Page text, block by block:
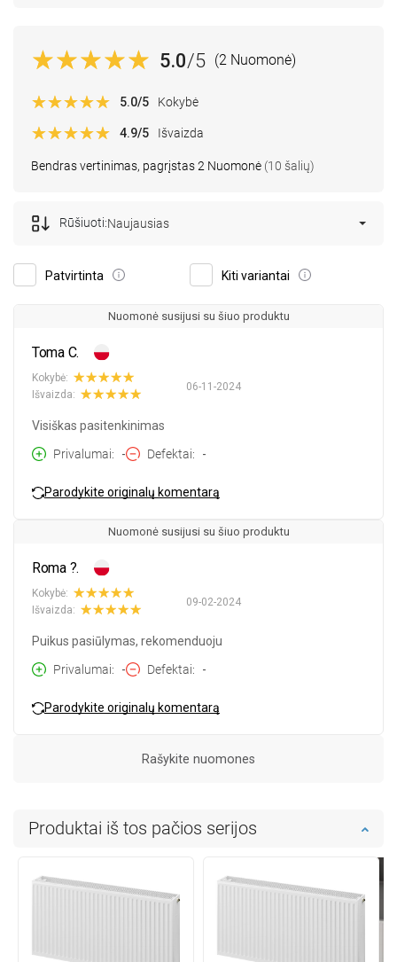
5.0/5 (2 Nuomonė)
Bendras vertinimas, pagrįstas 2 Nuomonė (10 šalių)
5.0/5 Kokybė
4.9/5 Išvaizda
Patvirtinta Kiti variantai
Rūšiuoti:Naujausias
Nuomonė susijusi su šiuo produktu
Toma C.
06-11-2024
Kokybė:
Išvaizda:
Visiškas pasitenkinimas
Privalumai
- Defektai -
Parodykite originalų komentarą
Nuomonė susijusi su šiuo produktu
Roma ?.
09-02-2024
Kokybė:
Išvaizda:
Puikus pasiūlymas, rekomenduoju
Privalumai
- Defektai -
Parodykite originalų komentarą
Rašykite nuomones
Produktai iš tos pačios serijos